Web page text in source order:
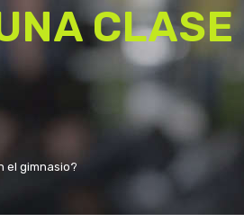
PILATES
el gimnasio?